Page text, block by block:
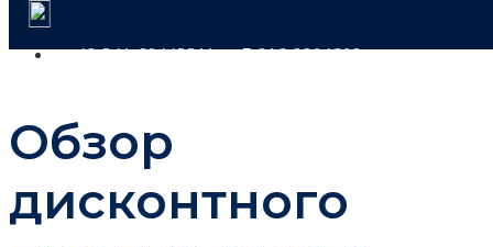
+49 341 60443311 +7 916 9904609
Обзор
дисконтного